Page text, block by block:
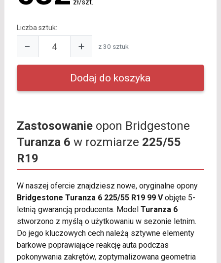
zł/szt.
Liczba sztuk:
− + z 30 sztuk
Zastosowanieopon Bridgestone
Turanza 6 w rozmiarze 225/55
R19
W naszej ofercie znajdziesz nowe, oryginalne opony
Bridgestone Turanza 6 225/55 R19 99 Vobjęte 5-
letnią gwarancją producenta. Model Turanza 6
stworzono z myślą o użytkowaniu w sezonie letnim.
Do jego kluczowych cech należą sztywne elementy
barkowe poprawiające reakcję auta podczas
pokonywania zakrętów, zoptymalizowana geometria